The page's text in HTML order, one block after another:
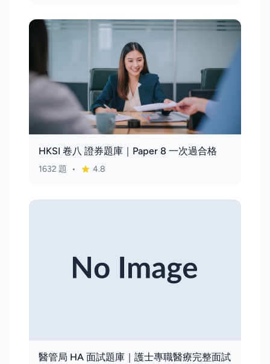
HKSI 卷八 證券題庫｜Paper 8 一次過合格
1632 題 • 4.8
醫管局 HA 面試題庫｜護士專職醫療完整面試